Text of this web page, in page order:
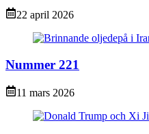
22 april 2026
Nummer 221
11 mars 2026